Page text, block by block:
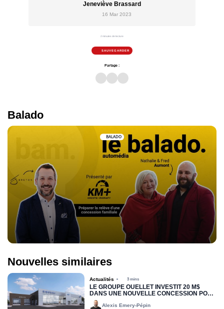
Jeneviève Brassard
16 Mar 2023
2 minutes de lecture
SAUVEGARDER
Partage :
Balado
BALADO
Nouvelles similaires
Actualités 3 mins
LE GROUPE OUELLET INVESTIT 20 M$
DANS UNE NOUVELLE CONCESSION POUR
RIMOUSKI FORD
Alexis Emery-Pépin